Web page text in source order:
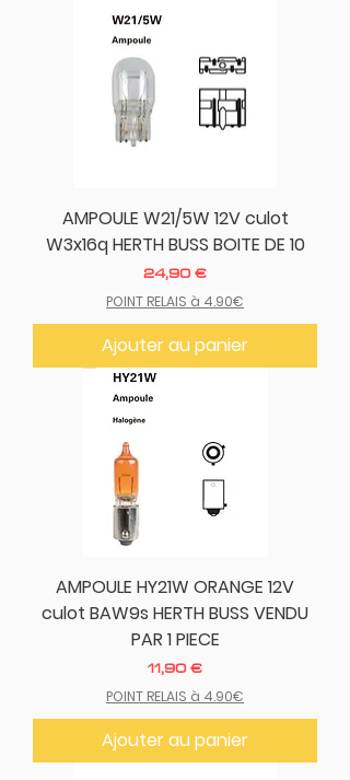
AMPOULE W21/5W 12V culot
W3x16q HERTH BUSS BOITE DE 10
Prix
24,90 €
POINT RELAIS à 4.90€
Ajouter au panier
AMPOULE HY21W ORANGE 12V
culot BAW9s HERTH BUSS VENDU
PAR 1 PIECE
Prix
11,90 €
POINT RELAIS à 4.90€
Ajouter au panier